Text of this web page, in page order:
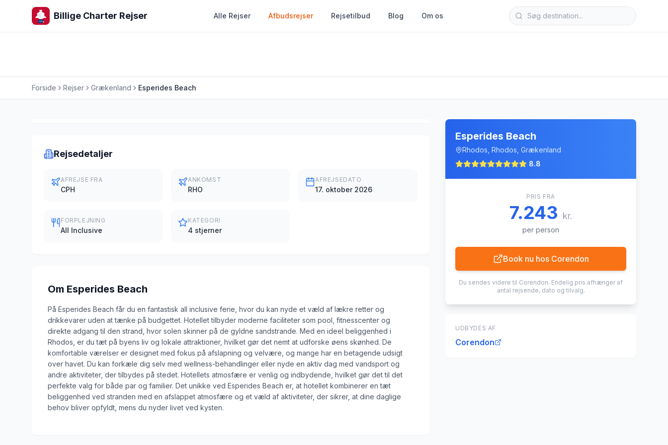
Billige Charter Rejser Alle Rejser Afbudsrejser Rejsetilbud Blog Om os
Forside Rejser Grækenland Esperides Beach
Rejsedetaljer
AFREJSE FRA
CPH
ANKOMST
RHO
AFREJSEDATO
17. oktober 2026
FORPLEJNING
All Inclusive
KATEGORI
4 stjerner
Om Esperides Beach
På Esperides Beach får du en fantastisk all inclusive ferie, hvor du kan nyde et væld af lækre retter og
drikkevarer uden at tænke på budgettet. Hotellet tilbyder moderne faciliteter som pool, fitnesscenter og
direkte adgang til den strand, hvor solen skinner på de gyldne sandstrande. Med en ideel beliggenhed i
Rhodos, er du tæt på byens liv og lokale attraktioner, hvilket gør det nemt at udforske øens skønhed. De
komfortable værelser er designet med fokus på afslapning og velvære, og mange har en betagende udsigt
over havet. Du kan forkæle dig selv med wellness-behandlinger eller nyde en aktiv dag med vandsport og
andre aktiviteter, der tilbydes på stedet. Hotellets atmosfære er venlig og indbydende, hvilket gør det til det
perfekte valg for både par og familier. Det unikke ved Esperides Beach er, at hotellet kombinerer en tæt
beliggenhed ved stranden med en afslappet atmosfære og et væld af aktiviteter, der sikrer, at dine daglige
behov bliver opfyldt, mens du nyder livet ved kysten.
Esperides Beach
Rhodos, Rhodos, Grækenland
8.8
PRIS FRA
7.243 kr.
per person
Book nu hos Corendon
Du sendes videre til Corendon. Endelig pris afhænger af
antal rejsende, dato og tilvalg.
UDBYDES AF
Corendon